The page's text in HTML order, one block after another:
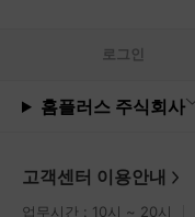
로그 인
홈플러스 주식회사
고객센터 이용안내
업무시간 : 10시 ~ 20시